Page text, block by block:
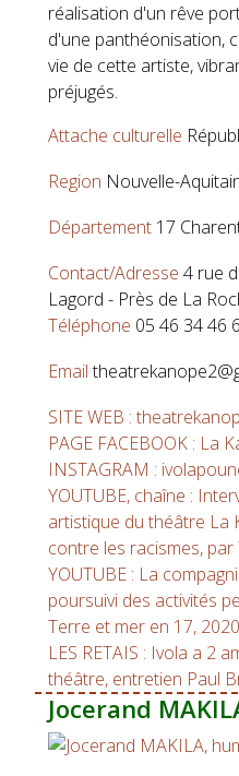
réalisation d'un rêve
d'une panthéonisation,
vie de cette artiste,
préjugés.
Attache culturelle
Region Nouvelle-
Département 17
Contact/Adresse 4 rue
Lagord - Près de La
Téléphone 05 46 34 46
Email
SITE WEB :
PAGE FACEBOOK : La
INSTAGRAM :
YOUTUBE, chaîne :
artistique du théâtre La
contre les racismes,
YOUTUBE : La
poursuivi des activités
Terre et mer en 17, 2020
LES RETAIS : Ivola a 2
théâtre, entretien Paul
Jocerand